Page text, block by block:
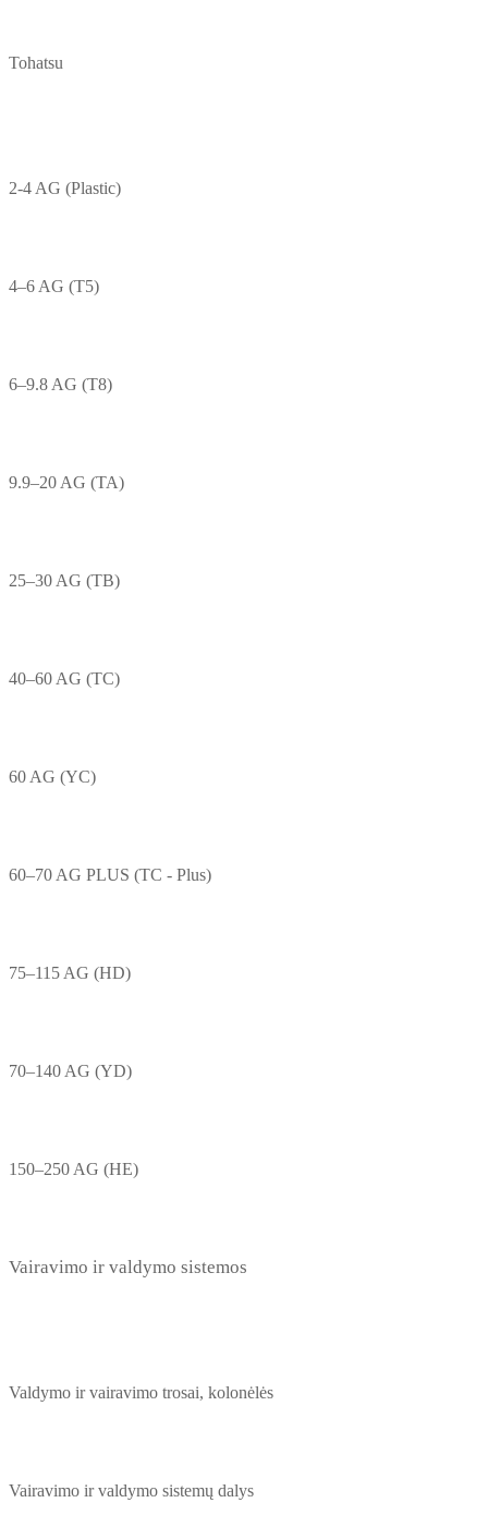
Tohatsu
2-4 AG (Plastic)
4–6 AG (T5)
6–9.8 AG (T8)
9.9–20 AG (TA)
25–30 AG (TB)
40–60 AG (TC)
60 AG (YC)
60–70 AG PLUS (TC - Plus)
75–115 AG (HD)
70–140 AG (YD)
150–250 AG (HE)
Vairavimo ir valdymo sistemos
Valdymo ir vairavimo trosai, kolonėlės
Vairavimo ir valdymo sistemų dalys